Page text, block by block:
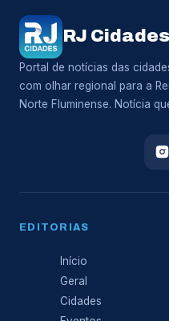
RJ Cidades
Portal de notícias das
com olhar regional para a
Norte Fluminense. Notícia
EDITORIAS
Início
Geral
Cidades